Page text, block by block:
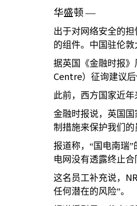
华盛顿 —
出于对网络安全的
的组件。中国驻伦
据英国《金融时报》
Centre）征询建议
此前，西方国家近年
金融时报说，英国
制措施来保护我们
报道称，“国电南瑞”
电网没有透露终止合
这名员工补充说，
任何潜在的风险”。